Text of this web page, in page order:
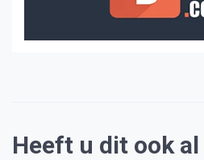
Heeft u dit ook al